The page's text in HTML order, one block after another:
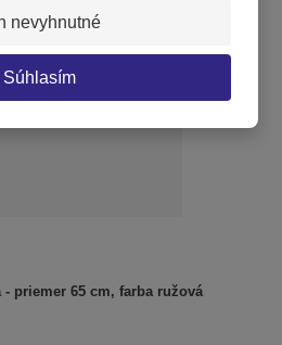
nevyhnutné
Súhlasím
priemer 65 cm, farba ružová